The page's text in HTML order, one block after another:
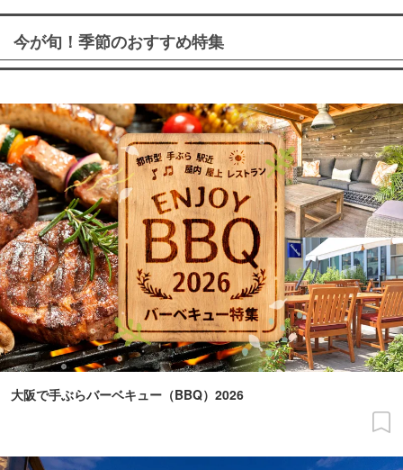
今が旬！季節のおすすめ特集
大阪で手ぶらバーベキュー（BBQ）2026